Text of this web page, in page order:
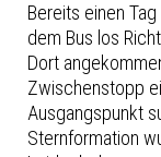
Bereits einen
dem Bus los
Dort
Zwischenstopp
Ausgangspunkt
Sternformation